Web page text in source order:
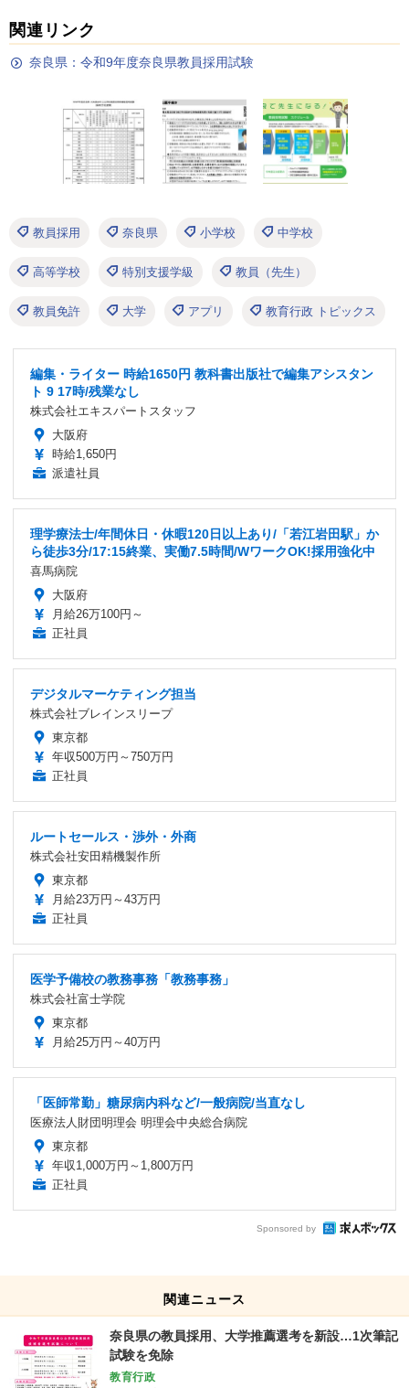
関連リンク
奈良県：令和9年度奈良県教員採用試験
教員採用 奈良県 小学校 中学校
高等学校 特別支援学級 教員（先生）
教員免許 大学 アプリ 教育行政 トピックス
編集・ライター 時給1650円 教科書出版社で編集アシスタン
ト 9 17時/残業なし
株式会社エキスパートスタッフ
大阪府
時給1,650円
派遣社員
理学療法士/年間休日・休暇120日以上あり/「若江岩田駅」か
ら徒歩3分/17:15終業、実働7.5時間/WワークOK!採用強化中
喜馬病院
大阪府
月給26万100円～
正社員
デジタルマーケティング担当
株式会社ブレインスリープ
東京都
年収500万円～750万円
正社員
ルートセールス・渉外・外商
株式会社安田精機製作所
東京都
月給23万円～43万円
正社員
医学予備校の教務事務「教務事務」
株式会社富士学院
東京都
月給25万円～40万円
「医師常勤」糖尿病内科など/一般病院/当直なし
医療法人財団明理会 明理会中央総合病院
東京都
年収1,000万円～1,800万円
正社員
Sponsored by
関連ニュース
奈良県の教員採用、大学推薦選考を新設…1次筆記
試験を免除
教育行政